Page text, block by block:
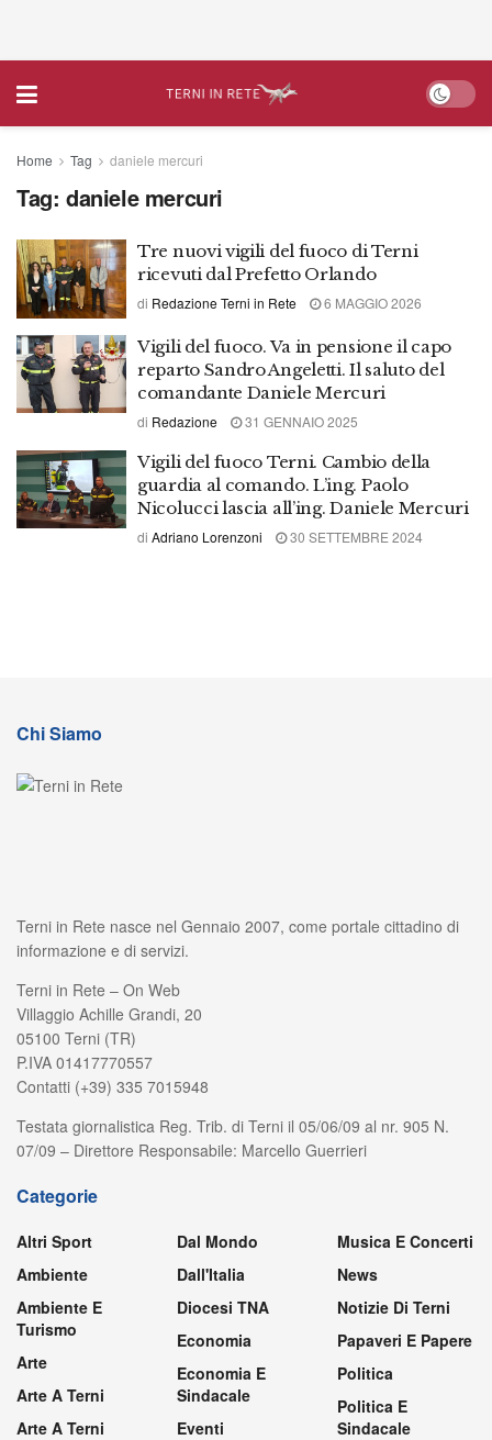
Home Tag daniele mercuri
Tag: daniele mercuri
Tre nuovi vigili del fuoco di Terni
ricevuti dal Prefetto Orlando
di Redazione Terni in Rete 6 MAGGIO 2026
Vigili del fuoco. Va in pensione il capo
reparto Sandro Angeletti. Il saluto del
comandante Daniele Mercuri
di Redazione 31 GENNAIO 2025
Vigili del fuoco Terni. Cambio della
guardia al comando. L’ing. Paolo
Nicolucci lascia all’ing. Daniele Mercuri
di Adriano Lorenzoni 30 SETTEMBRE 2024
Chi Siamo
Terni in Rete nasce nel Gennaio 2007, come portale cittadino di
informazione e di servizi.
Terni in Rete – On Web
Villaggio Achille Grandi, 20
05100 Terni (TR)
P.IVA 01417770557
Contatti (+39) 335 7015948
Testata giornalistica Reg. Trib. di Terni il 05/06/09 al nr. 905 N.
07/09 – Direttore Responsabile: Marcello Guerrieri
Categorie
Altri Sport
Ambiente
Ambiente E
Turismo
Arte
Arte A Terni
Arte A Terni
Dal Mondo
Dall'Italia
Diocesi TNA
Economia
Economia E
Sindacale
Eventi
Musica E Concerti
News
Notizie Di Terni
Papaveri E Papere
Politica
Politica E
Sindacale